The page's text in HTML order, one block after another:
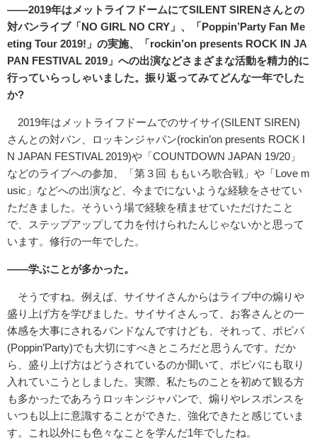
――2019年はメットライフドームにてSILENT SIRENさんとの
対バンライブ「NO GIRL NO CRY」、「Poppin’Party Fan Me
eting Tour 2019!」の実施、「rockin’on presents ROCK IN JA
PAN FESTIVAL 2019」への出演などさまざまな活動を精力的に
行っていらっしゃいました。振り返ってみてどんな一年でした
か?
2019年はメットライフドームでのサイサイ(SILENT SIREN)
さんとの対バン、ロッキンジャパン(rockin’on presents ROCK I
N JAPAN FESTIVAL 2019)や「COUNTDOWN JAPAN 19/20」
などのライブへの参加、「第３回 ももいろ歌合戦」や「Love m
usic」などへの出演など、今までにないような経験をさせてい
ただきました。そういう場で経験を積ませていただけたこと
で、ステップアップして力を付けられたんじゃないかと思って
います。修行の一年でした。
――学ぶことが多かった。
そうですね。例えば、サイサイさんからはライブ中の煽りや
盛り上げ方を学びました。サイサイさんって、お客さんとの一
体感を大事にされるバンドなんですけども、それって、ポピパ
(Poppin’Party)でも大切にすべきところだと思うんです。だか
ら、盛り上げ方はどうされているのか聞いて、ポピパにも取り
入れていこうとしました。実際、私たちのことを初めて観る方
も多かったであろうロッキンジャパンで、煽りやレスポンスを
いつも以上に意識することができた、強化できたと感じていま
す。これ以外にも色々なことを学んだ1年でしたね。